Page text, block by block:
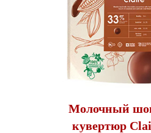
Молочный
кувертюр